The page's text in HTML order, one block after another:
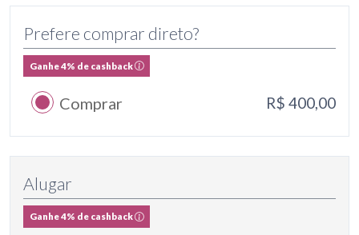
Prefere comprar direto?
Ganhe 4% de cashback
Comprar R$ 400,00
Alugar
Ganhe 4% de cashback